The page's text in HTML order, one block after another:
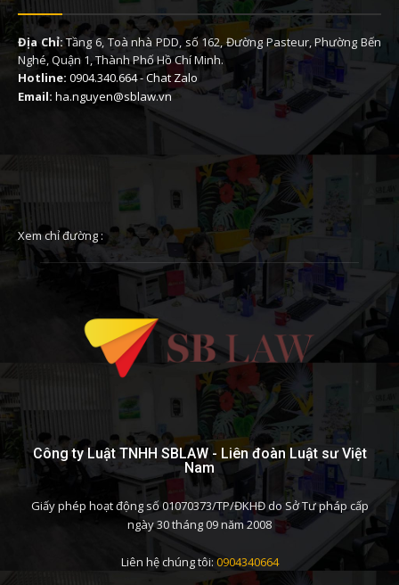
Địa Chỉ:Tầng 6, Toà nhà PDD, số 162, Đường Pasteur, Phường Bến
Nghé, Quận 1, Thành Phố Hồ Chí Minh.
Hotline: 0904.340.664-Chat Zalo
Email: ha.nguyen@sblaw.vn
Xem chỉ đường :
Công ty Luật TNHH SBLAW - Liên đoàn Luật sư Việt
Nam
Giấy phép hoạt động số 01070373/TP/ĐKHĐ do Sở Tư pháp cấp
ngày 30 tháng 09 năm 2008
Liên hệ chúng tôi: 0904340664